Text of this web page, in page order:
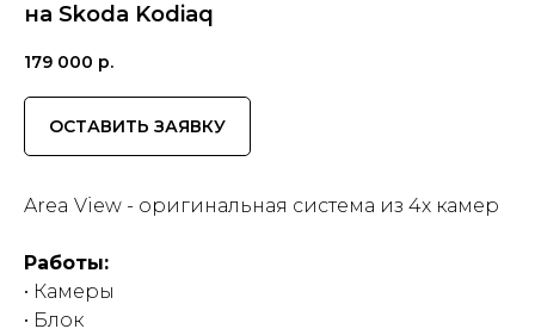
на Skoda Kodiaq
179 000 р.
ОСТАВИТЬ ЗАЯВКУ
Area View - оригинальная система из 4х камер
Работы:
• Камеры
• Блок